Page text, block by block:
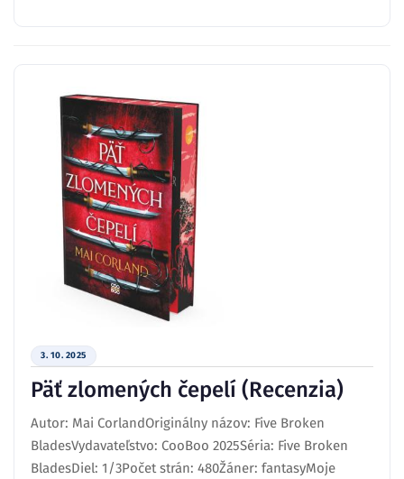
3. 10. 2025
Päť zlomených čepelí (Recenzia)
Autor: Mai CorlandOriginálny názov: Five Broken
BladesVydavateľstvo: CooBoo 2025Séria: Five Broken
BladesDiel: 1/3Počet strán: 480Žáner: fantasyMoje